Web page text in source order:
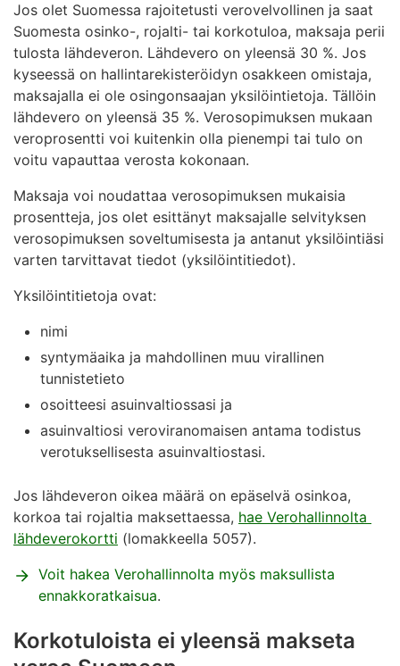
Jos olet Suomessa rajoitetusti verovelvollinen ja saat
Suomesta osinko-, rojalti- tai korkotuloa, maksaja perii
tulosta lähdeveron. Lähdevero on yleensä 30 %. Jos
kyseessä on hallintarekisteröidyn osakkeen omistaja,
maksajalla ei ole osingonsaajan yksilöintietoja. Tällöin
lähdevero on yleensä 35 %. Verosopimuksen mukaan
veroprosentti voi kuitenkin olla pienempi tai tulo on
voitu vapauttaa verosta kokonaan.
Maksaja voi noudattaa verosopimuksen mukaisia
prosentteja, jos olet esittänyt maksajalle selvityksen
verosopimuksen soveltumisesta ja antanut yksilöintiäsi
varten tarvittavat tiedot (yksilöintitiedot).
Yksilöintitietoja ovat:
nimi
syntymäaika ja mahdollinen muu virallinen
tunnistetieto
osoitteesi asuinvaltiossasi ja
asuinvaltiosi veroviranomaisen antama todistus
verotuksellisesta asuinvaltiostasi.
Jos lähdeveron oikea määrä on epäselvä osinkoa,
korkoa tai rojaltia maksettaessa, hae Verohallinnolta
lähdeverokortti (lomakkeella 5057).
Voit hakea Verohallinnolta myös maksullista
ennakkoratkaisua.
Korkotuloista ei yleensä makseta